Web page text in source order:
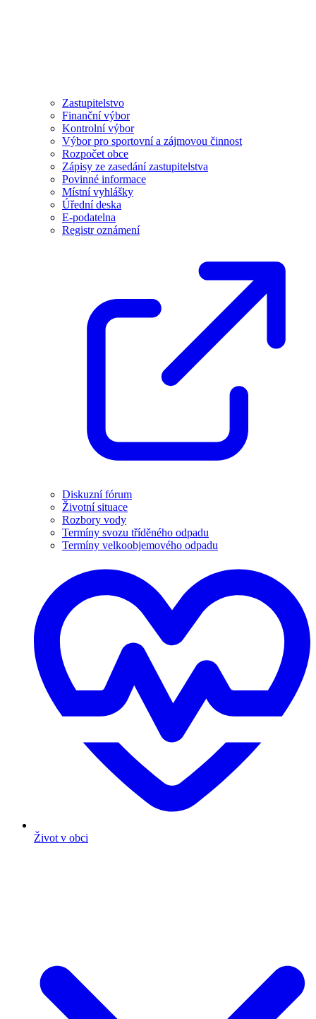
Zastupitelstvo
Finanční výbor
Kontrolní výbor
Výbor pro sportovní a zájmovou činnost
Rozpočet obce
Zápisy ze zasedání zastupitelstva
Povinné informace
Místní vyhlášky
Úřední deska
E-podatelna
Registr oznámení
Diskuzní fórum
Životní situace
Rozbory vody
Termíny svozu tříděného odpadu
Termíny velkoobjemového odpadu
Život v obci